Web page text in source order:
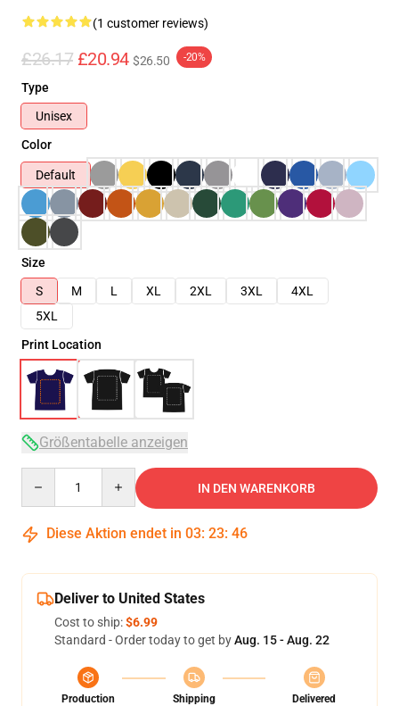
(1 customer reviews)
£26.17 £20.94 $26.50 -20%
Type
Unisex
Color
Default
Size
S
M L XL 2XL 3XL
4XL
5XL
Print Location
Größentabelle anzeigen
IN DEN WARENKORB
Diese Aktion endet in 03: 23: 46
Deliver to United States
Cost to ship:$6.99
Standard - Order today to get byAug. 15 - Aug. 22
Production
Shipping
Delivered